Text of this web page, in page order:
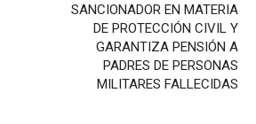
SANCIONADOR EN MATERIA
DE PROTECCIÓN CIVIL Y
GARANTIZA PENSIÓN A
PADRES DE PERSONAS
MILITARES FALLECIDAS